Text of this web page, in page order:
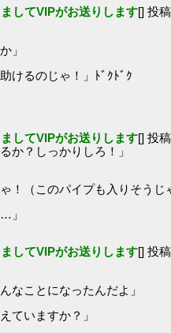
してVIPがお送りします[] 投
」
けるのじゃ！」ﾄﾞｸﾄﾞｸ
してVIPがお送りします[] 投
か？しっかりしろ！」
！（このパイプも入りそうじ
」
してVIPがお送りします[] 投
なことになったんだよ」
ていますか？」